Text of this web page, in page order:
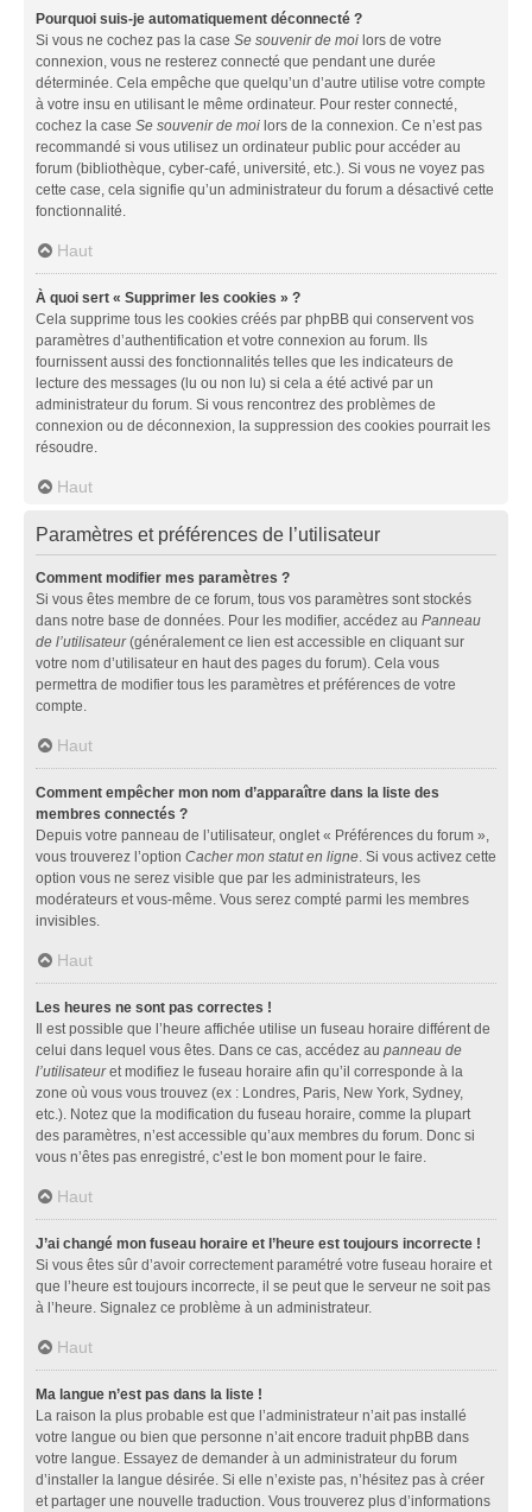
Pourquoi suis-je automatiquement déconnecté ?
Si vous ne cochez pas la case Se souvenir de moi lors de votre
connexion, vous ne resterez connecté que pendant une durée
déterminée. Cela empêche que quelqu’un d’autre utilise votre compte
à votre insu en utilisant le même ordinateur. Pour rester connecté,
cochez la case Se souvenir de moi lors de la connexion. Ce n’est pas
recommandé si vous utilisez un ordinateur public pour accéder au
forum (bibliothèque, cyber-café, université, etc.). Si vous ne voyez pas
cette case, cela signifie qu’un administrateur du forum a désactivé cette
fonctionnalité.
Haut
À quoi sert « Supprimer les cookies » ?
Cela supprime tous les cookies créés par phpBB qui conservent vos
paramètres d’authentification et votre connexion au forum. Ils
fournissent aussi des fonctionnalités telles que les indicateurs de
lecture des messages (lu ou non lu) si cela a été activé par un
administrateur du forum. Si vous rencontrez des problèmes de
connexion ou de déconnexion, la suppression des cookies pourrait les
résoudre.
Haut
Paramètres et préférences de l’utilisateur
Comment modifier mes paramètres ?
Si vous êtes membre de ce forum, tous vos paramètres sont stockés
dans notre base de données. Pour les modifier, accédez au Panneau
de l’utilisateur(généralement ce lien est accessible en cliquant sur
votre nom d’utilisateur en haut des pages du forum). Cela vous
permettra de modifier tous les paramètres et préférences de votre
compte.
Haut
Comment empêcher mon nom d’apparaître dans la liste des
membres connectés ?
Depuis votre panneau de l’utilisateur, onglet « Préférences du forum »,
vous trouverez l’option Cacher mon statut en ligne . Si vous activez cette
option vous ne serez visible que par les administrateurs, les
modérateurs et vous-même. Vous serez compté parmi les membres
invisibles.
Haut
Les heures ne sont pas correctes !
Il est possible que l’heure affichée utilise un fuseau horaire différent de
celui dans lequel vous êtes. Dans ce cas, accédez au panneau de
l’utilisateuret modifiez le fuseau horaire afin qu’il corresponde à la
zone où vous vous trouvez (ex : Londres, Paris, New York, Sydney,
etc.). Notez que la modification du fuseau horaire, comme la plupart
des paramètres, n’est accessible qu’aux membres du forum. Donc si
vous n’êtes pas enregistré, c’est le bon moment pour le faire.
Haut
J’ai changé mon fuseau horaire et l’heure est toujours incorrecte !
Si vous êtes sûr d’avoir correctement paramétré votre fuseau horaire et
que l’heure est toujours incorrecte, il se peut que le serveur ne soit pas
à l’heure. Signalez ce problème à un administrateur.
Haut
Ma langue n’est pas dans la liste !
La raison la plus probable est que l’administrateur n’ait pas installé
votre langue ou bien que personne n’ait encore traduit phpBB dans
votre langue. Essayez de demander à un administrateur du forum
d’installer la langue désirée. Si elle n’existe pas, n’hésitez pas à créer
et partager une nouvelle traduction. Vous trouverez plus d’informations